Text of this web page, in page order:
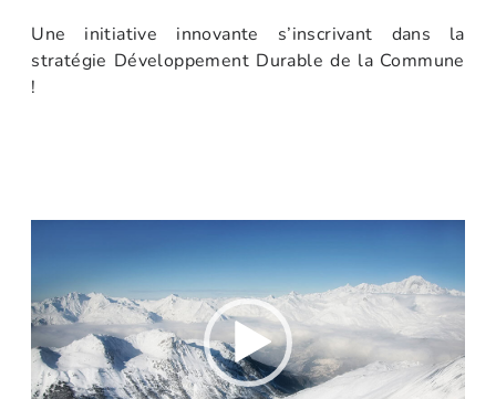
Une initiative innovante s’inscrivant dans la
stratégie Développement Durable de la Commune
!